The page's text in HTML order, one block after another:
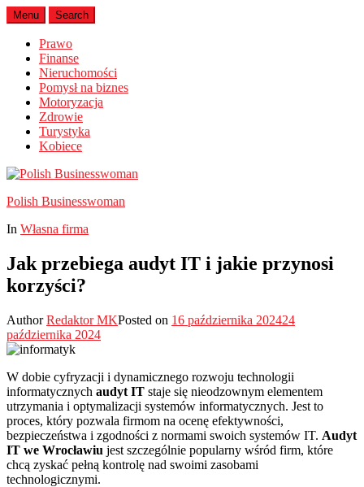
Menu Search
Prawo
Finanse
Nieruchomości
Pomysł na biznes
Motoryzacja
Zdrowie
Turystyka
Kobiece
Polish Businesswoman
In Własna firma
Jak przebiega audyt IT i jakie przynosi
korzyści?
AuthorRedaktor MKPosted on 16 października 202424
października 2024
W dobie cyfryzacji i dynamicznego rozwoju technologii
informatycznych audyt IT staje się nieodzownym elementem
utrzymania i optymalizacji systemów informatycznych. Jest to
proces, który pozwala firmom na ocenę efektywności,
bezpieczeństwa i zgodności z normami swoich systemów IT. Audyt
IT we Wrocławiu jest szczególnie popularny wśród firm, które
chcą zyskać pełną kontrolę nad swoimi zasobami
technologicznymi.